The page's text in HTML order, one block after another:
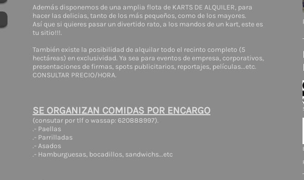
Además disponemos de una amplia flota de KARTS DE ALQUILER, para
hacer las delicias, tanto de los más pequeños, como de los mayores.
Así que si quieres pasar un divertido rato, a los mandos de un kart, este es
tu sitio!!!.
También existe la posibilidad de alquilar todo el recinto completo (5
hectáreas) en exclusividad. Ya sea para eventos de empresa, corporativos,
presentaciones de firmas, spots publicitarios, reportajes, películas...etc.
CONSULTAR PRECIO/HORA.
SE ORGANIZAN COMIDAS POR ENCARGO
(consutar por tlf o wassap: 620888997).
.- Paellas
.- Parrilladas
.- Asados
.- Hamburguesas, bocadillos, sandwichs...etc